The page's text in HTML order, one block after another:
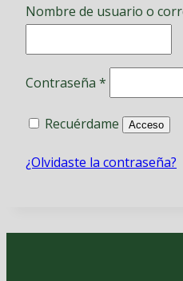
Nombre de usuario o
Contraseña *
Recuérdame Acceso
¿Olvidaste la contraseña?